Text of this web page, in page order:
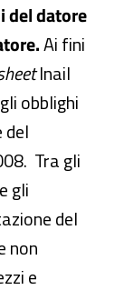
del datore
Ai fini
Inail
obblighi
del
Tra gli
gli
del
non
e